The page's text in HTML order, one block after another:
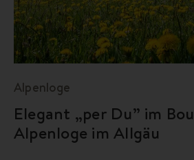
Alpenloge
Elegant „per Du” im
Alpenloge im Allgäu